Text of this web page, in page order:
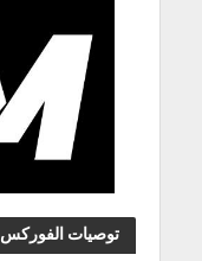
توصيات الفوركس